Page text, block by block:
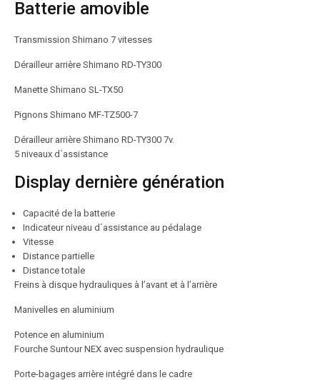
Batterie amovible
Transmission Shimano 7 vitesses
Dérailleur arrière Shimano RD-TY300
Manette Shimano SL-TX50
Pignons Shimano MF-TZ500-7
Dérailleur arrière Shimano RD-TY300 7v.
5 niveaux d´assistance
Display dernière génération
Capacité de la batterie
Indicateur niveau d´assistance au pédalage
Vitesse
Distance partielle
Distance totale
Freins à disque hydrauliques à l’avant et à l’arrière
Manivelles en aluminium
Potence en aluminium
Fourche Suntour NEX avec suspension hydraulique
Porte-bagages arrière intégré dans le cadre